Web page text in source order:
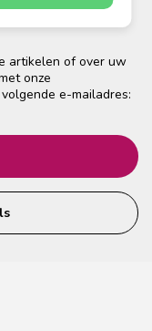
artikelen of over uw
onze
e-mailadres: